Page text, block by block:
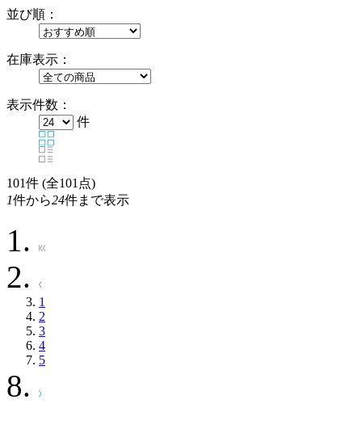
並び順：
在庫表示：
表示件数：
件
101件 (全101点)
1件から24件まで表示
1
2
3
4
5